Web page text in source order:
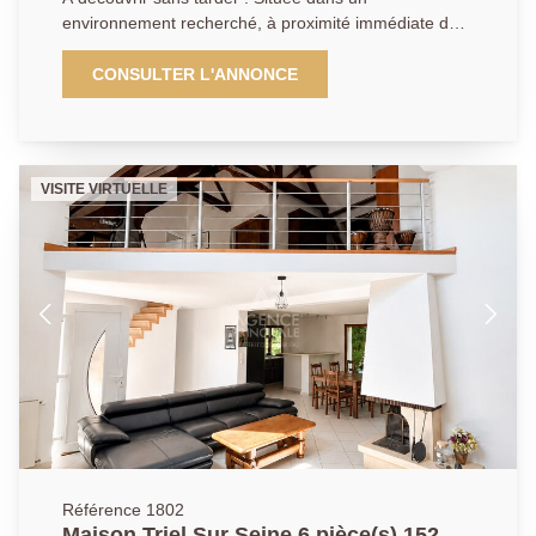
TRES PEU DE DEPENSES D'ENERGIE L'HIVER (DPE
B) - CLIMATISATION FONCTIONNELLE DANS
PREVOIR - BALLON THERMODYNAMIQUE - 2
environnement recherché, à proximité immédiate de
toutes les commodités de Triel-sur-Seine, cette
superbe maison parfaitement entretenue saura vous
séduire par ses beaux volumes et ses prestations de
cocon de confort, comprenant un dressing, une salle
de douche privative ainsi qu'un balcon. Vous
apprécierez également sa vie de plain-pied, un
véritable atout pour un confort optimal au quotidien. À
l'extérieur, laissez-vous charmer par un espace cozy,
intimiste et soigneusement aménagé, idéal pour
profiter de moments de détente en famille ou entre
amis, à l'abri des regards. Une maison clé en main,
alliant confort, fonctionnalité et emplacement privilégié
? une opportunité rare sur le secteur !
CONSULTER L'ANNONCE
VISITE VIRTUELLE
Référence 1802